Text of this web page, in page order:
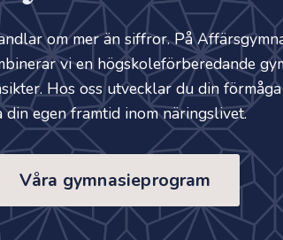
om mer än siffror. På
vi en högskoleförberedande
Hos oss utvecklar du din
din egen framtid inom näringslivet.
Våra gymnasieprogram